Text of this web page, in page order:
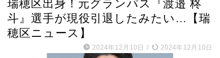
瑞穂区出身！元グランパス『渡邉 柊
斗』選手が現役引退したみたい…【瑞
穂区ニュース】
2024年12月10日 / 2024年12月10日